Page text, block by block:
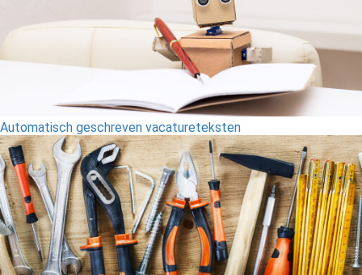
Automatisch geschreven vacatureteksten